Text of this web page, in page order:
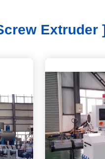
Extruder